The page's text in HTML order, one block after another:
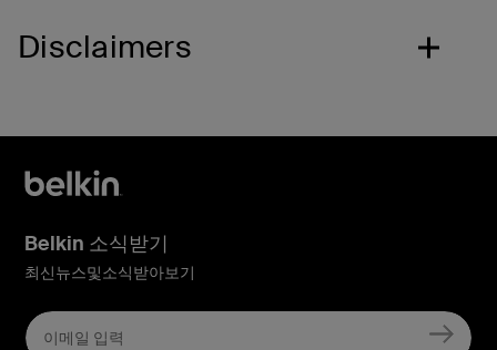
Disclaimers
Belkin 소식받기
최신뉴스및소식받아보기